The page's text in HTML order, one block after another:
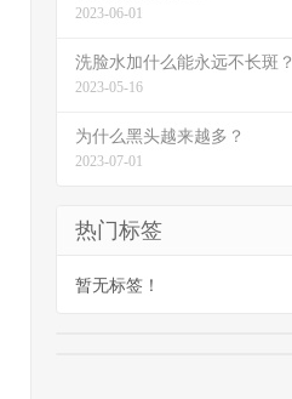
2023-06-01
洗脸水加什么能永远不长斑？
2023-05-16
为什么黑头越来越多？
2023-07-01
热门标签
暂无标签！